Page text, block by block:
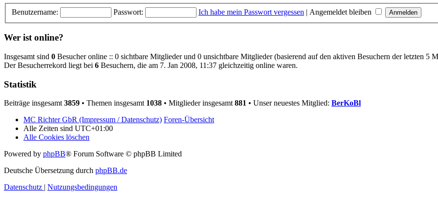
Benutzername: Passwort: Ich habe mein Passwort vergessen | Angemeldet bleiben
Wer ist online?
Insgesamt sind 0 Besucher online :: 0 sichtbare Mitglieder und 0 unsichtbare Mitglieder (basierend auf den aktiven Besuchern der letzten 5
Der Besucherrekord liegt bei 6 Besuchern, die am 7. Jan 2008, 11:37 gleichzeitig online waren.
Statistik
Beiträge insgesamt 3859 • Themen insgesamt 1038 • Mitglieder insgesamt 881 • Unser neuestes Mitglied: BerKoBl
MC Richter GbR (Impressum / Datenschutz) Foren-Übersicht
Alle Zeiten sind UTC+01:00
Alle Cookies löschen
Powered by phpBB® Forum Software © phpBB Limited
Deutsche Übersetzung durch phpBB.de
Datenschutz | Nutzungsbedingungen